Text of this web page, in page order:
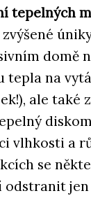
tepelných
domě
tepla na
ale také
vlhkosti a
se
odstranit jen